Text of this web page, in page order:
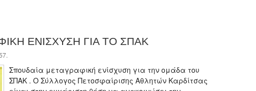
ΕΝΙΣΧΥΣΗ ΓΙΑ ΤΟ ΣΠΑΚ
Σπουδαία μεταγραφική ενίσχυση για την ομάδα του
ΣΠΑΚ . Ο Σύλλογος Πετοσφαίρισης Αθλητών Καρδίτσας